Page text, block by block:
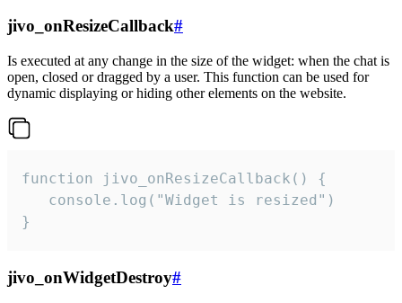
jivo_onResizeCallback#
Is executed at any change in the size of the widget: when the chat is
open, closed or dragged by a user. This function can be used for
dynamic displaying or hiding other elements on the website.
function jivo_onResizeCallback() {
   console.log("Widget is resized")
}
jivo_onWidgetDestroy#